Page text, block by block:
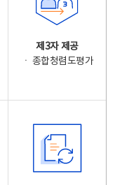
제3자 제공
ㆍ 종합청렴도평가